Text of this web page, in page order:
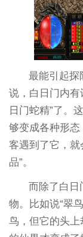
最能引起探
说，白日门内有
日门蛇精”了。
够变成各种形
客遇到了它，就
品”。
而除了白
物。比如说“翠
鸟，但它的头